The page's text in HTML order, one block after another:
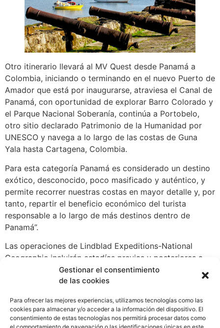
Gestionar el consentimiento
de las cookies
Para ofrecer las mejores experiencias, utilizamos tecnologías como las
cookies para almacenar y/o acceder a la información del dispositivo. El
consentimiento de estas tecnologías nos permitirá procesar datos como
Otro itinerario llevará al MV Quest desde Panamá a
Colombia, iniciando o terminando en el nuevo Puerto de
Amador que está por inaugurarse, atraviesa el Canal de
Panamá, con oportunidad de explorar Barro Colorado y
el Parque Nacional Soberanía, continúa a Portobelo,
otro sitio declarado Patrimonio de la Humanidad por
UNESCO y navega a lo largo de las costas de Guna
Yala hasta Cartagena, Colombia.
Para esta categoría Panamá es considerado un destino
exótico, desconocido, poco masificado y auténtico, y
permite recorrer nuestras costas en mayor detalle y, por
tanto, repartir el beneficio económico del turista
responsable a lo largo de más destinos dentro de
Panamá”.
Las operaciones de Lindblad Expeditions-National
Geographic incluirán estadías previas y posteriores a
cada viaje de dos noches en la Ciudad de Panamá. Los
pasajeros son considerados viajeros conscientes que el
para quienes se dirigen principalmente las experiencias
turísticas que se desarrollan a través del Plan Maestro,